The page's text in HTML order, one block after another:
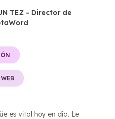
TEZ - Director de
es vital hoy en día. Le